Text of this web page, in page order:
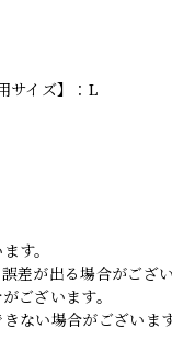
イズ】：L
す。
差が出る場合がござい
ございます。
い場合がございま